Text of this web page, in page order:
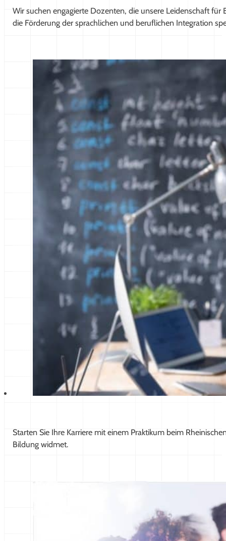
Wir suchen engagierte Dozenten, die unsere Leidenschaft
die Förderung der sprachlichen und beruflichen Integration
Starten Sie Ihre Karriere mit einem Praktikum beim
Bildung widmet.